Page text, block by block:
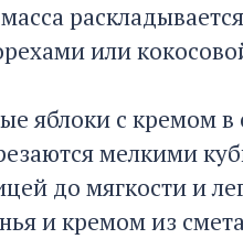
или
яблоки с кремом
мелкими
до мягкости и
и кремом из